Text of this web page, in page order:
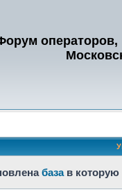
операторов,
базав которую